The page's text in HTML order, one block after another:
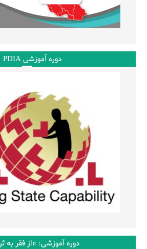
دوره آموزشی PDIA
دوره آموزشی: «از فقر به